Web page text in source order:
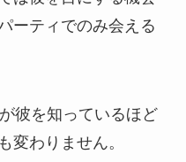
ーティでのみ会える
彼を知っているほど
変わりません。